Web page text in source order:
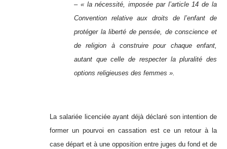
– « la nécessité, imposée par l’article 14 de la
Convention relative aux droits de l’enfant de
protéger la liberté de pensée, de conscience et
de religion à construire pour chaque enfant,
autant que celle de respecter la pluralité des
options religieuses des femmes ».
La salariée licenciée ayant déjà déclaré son intention de
former un pourvoi en cassation est ce un retour à la
case départ et à une opposition entre juges du fond et de